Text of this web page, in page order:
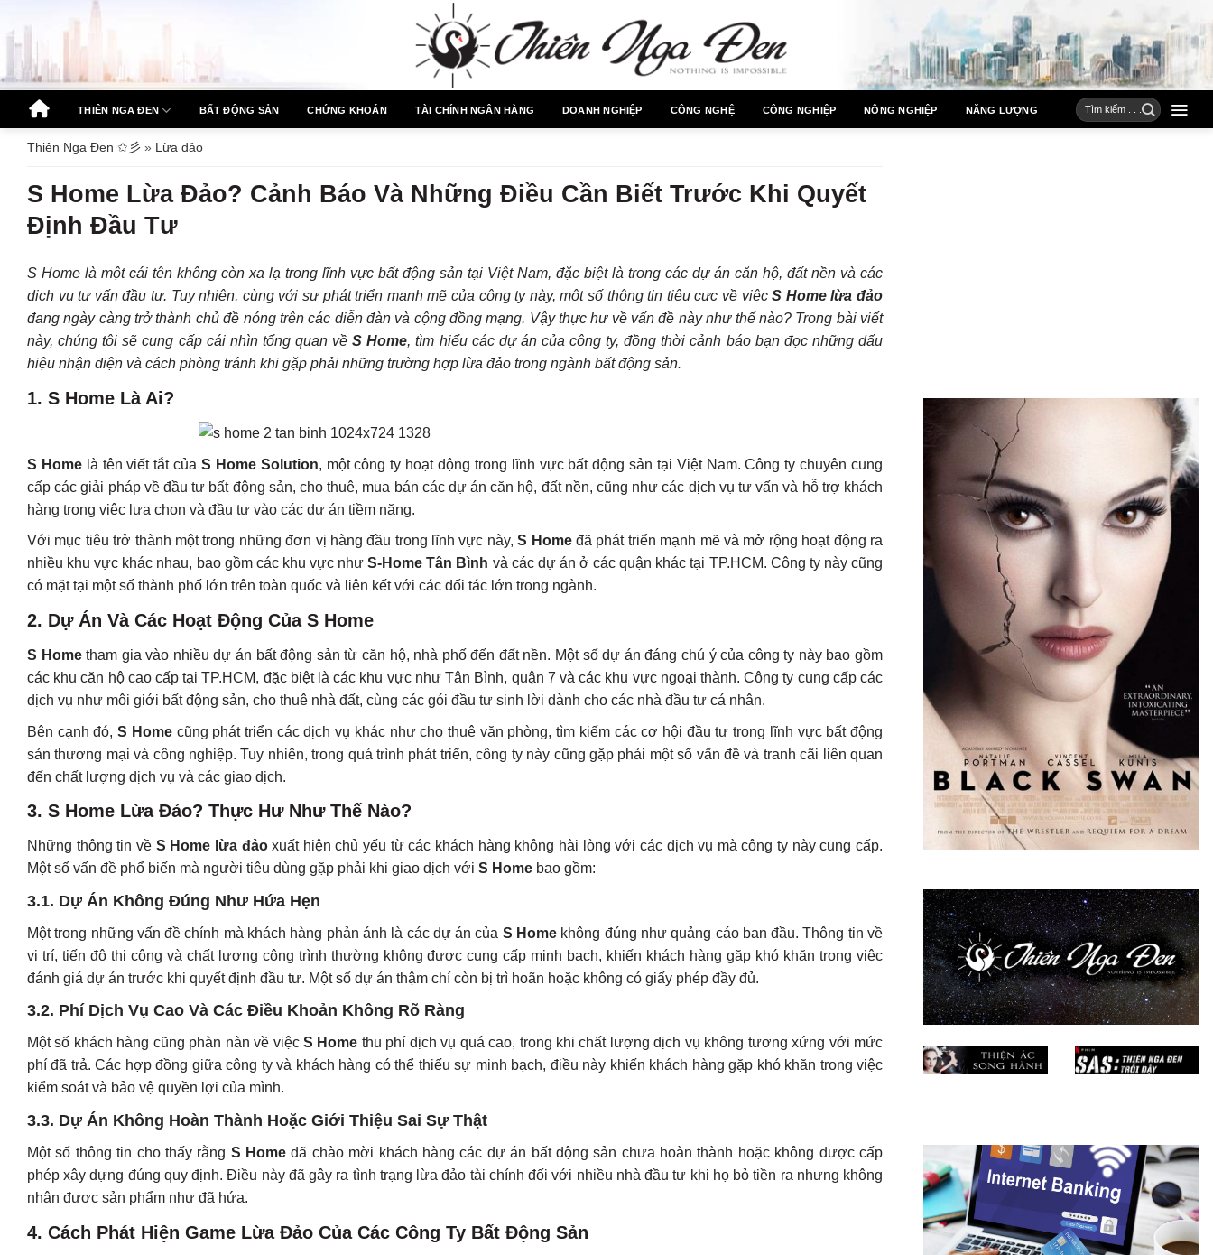
qua
dung
THIÊN NGA ĐEN BẤT ĐỘNG SẢN CHỨNG KHOÁN TÀI CHÍNH NGÂN HÀNG DOANH NGHIỆP CÔNG NGHỆ CÔNG NGHIỆP NÔNG NGHIỆP NĂNG LƯỢNG
Thiên Nga Đen ✩彡 » Lừa đảo
S Home Lừa Đảo? Cảnh Báo Và Những Điều Cần Biết Trước Khi Quyết
Định Đầu Tư
S Home là một cái tên không còn xa lạ trong lĩnh vực bất động sản tại Việt Nam, đặc biệt là trong các dự án căn hộ, đất nền và các
dịch vụ tư vấn đầu tư. Tuy nhiên, cùng với sự phát triển mạnh mẽ của công ty này, một số thông tin tiêu cực về việcS Home lừa đảo
đang ngày càng trở thành chủ đề nóng trên các diễn đàn và cộng đồng mạng. Vậy thực hư về vấn đề này như thế nào? Trong bài viết
này, chúng tôi sẽ cung cấp cái nhìn tổng quan vềS Home, tìm hiểu các dự án của công ty, đồng thời cảnh báo bạn đọc những dấu
hiệu nhận diện và cách phòng tránh khi gặp phải những trường hợp lừa đảo trong ngành bất động sản.
1. S Home Là Ai?
S Homelà tên viết tắt của S Home Solution, một công ty hoạt động trong lĩnh vực bất động sản tại Việt Nam. Công ty chuyên cung
cấp các giải pháp về đầu tư bất động sản, cho thuê, mua bán các dự án căn hộ, đất nền, cũng như các dịch vụ tư vấn và hỗ trợ khách
hàng trong việc lựa chọn và đầu tư vào các dự án tiềm năng.
Với mục tiêu trở thành một trong những đơn vị hàng đầu trong lĩnh vực này,S Homeđã phát triển mạnh mẽ và mở rộng hoạt động ra
nhiều khu vực khác nhau, bao gồm các khu vực nhưS-Home Tân Bình và các dự án ở các quận khác tại TP.HCM. Công ty này cũng
có mặt tại một số thành phố lớn trên toàn quốc và liên kết với các đối tác lớn trong ngành.
2. Dự Án Và Các Hoạt Động Của S Home
S Hometham gia vào nhiều dự án bất động sản từ căn hộ, nhà phố đến đất nền. Một số dự án đáng chú ý của công ty này bao gồm
các khu căn hộ cao cấp tại TP.HCM, đặc biệt là các khu vực như Tân Bình, quận 7 và các khu vực ngoại thành. Công ty cung cấp các
dịch vụ như môi giới bất động sản, cho thuê nhà đất, cùng các gói đầu tư sinh lời dành cho các nhà đầu tư cá nhân.
Bên cạnh đó,S Homecũng phát triển các dịch vụ khác như cho thuê văn phòng, tìm kiếm các cơ hội đầu tư trong lĩnh vực bất động
sản thương mại và công nghiệp. Tuy nhiên, trong quá trình phát triển, công ty này cũng gặp phải một số vấn đề và tranh cãi liên quan
đến chất lượng dịch vụ và các giao dịch.
3. S Home Lừa Đảo? Thực Hư Như Thế Nào?
Những thông tin về S Home lừa đảoxuất hiện chủ yếu từ các khách hàng không hài lòng với các dịch vụ mà công ty này cung cấp.
Một số vấn đề phổ biến mà người tiêu dùng gặp phải khi giao dịch với S Home bao gồm:
3.1. Dự Án Không Đúng Như Hứa Hẹn
Một trong những vấn đề chính mà khách hàng phản ánh là các dự án của S Home không đúng như quảng cáo ban đầu. Thông tin về
vị trí, tiến độ thi công và chất lượng công trình thường không được cung cấp minh bạch, khiến khách hàng gặp khó khăn trong việc
đánh giá dự án trước khi quyết định đầu tư. Một số dự án thậm chí còn bị trì hoãn hoặc không có giấy phép đầy đủ.
3.2. Phí Dịch Vụ Cao Và Các Điều Khoản Không Rõ Ràng
Một số khách hàng cũng phàn nàn về việc S Home thu phí dịch vụ quá cao, trong khi chất lượng dịch vụ không tương xứng với mức
phí đã trả. Các hợp đồng giữa công ty và khách hàng có thể thiếu sự minh bạch, điều này khiến khách hàng gặp khó khăn trong việc
kiểm soát và bảo vệ quyền lợi của mình.
3.3. Dự Án Không Hoàn Thành Hoặc Giới Thiệu Sai Sự Thật
Một số thông tin cho thấy rằng S Home đã chào mời khách hàng các dự án bất động sản chưa hoàn thành hoặc không được cấp
phép xây dựng đúng quy định. Điều này đã gây ra tình trạng lừa đảo tài chính đối với nhiều nhà đầu tư khi họ bỏ tiền ra nhưng không
nhận được sản phẩm như đã hứa.
4. Cách Phát Hiện Game Lừa Đảo Của Các Công Ty Bất Động Sản